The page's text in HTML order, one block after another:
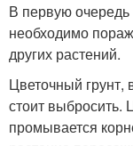
В первую
необходимо
других растений.
Цветочный грунт,
стоит выбросить.
промывается